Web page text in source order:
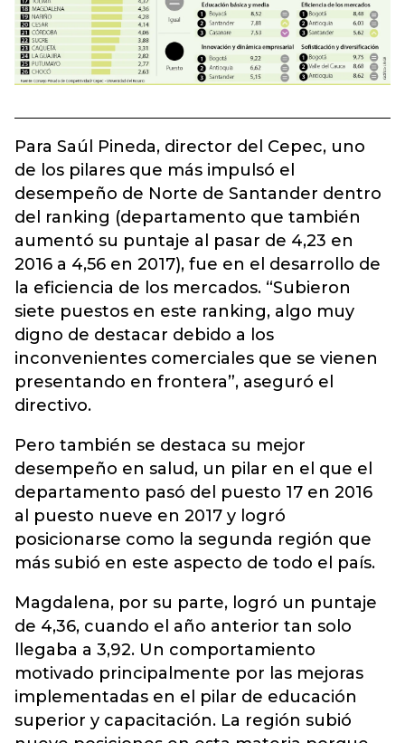
Para Saúl Pineda, director del Cepec, uno
de los pilares que más impulsó el
desempeño de Norte de Santander dentro
del ranking (departamento que también
aumentó su puntaje al pasar de 4,23 en
2016 a 4,56 en 2017), fue en el desarrollo de
la eficiencia de los mercados. “Subieron
siete puestos en este ranking, algo muy
digno de destacar debido a los
inconvenientes comerciales que se vienen
presentando en frontera”, aseguró el
directivo.
Pero también se destaca su mejor
desempeño en salud, un pilar en el que el
departamento pasó del puesto 17 en 2016
al puesto nueve en 2017 y logró
posicionarse como la segunda región que
más subió en este aspecto de todo el país.
Magdalena, por su parte, logró un puntaje
de 4,36, cuando el año anterior tan solo
llegaba a 3,92. Un comportamiento
motivado principalmente por las mejoras
implementadas en el pilar de educación
superior y capacitación. La región subió